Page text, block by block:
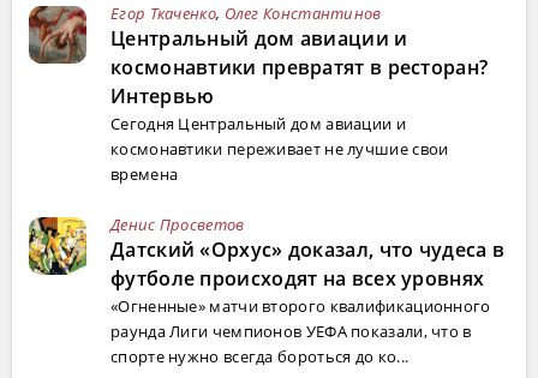
Егор Ткаченко, Олег Константинов
Центральный дом авиации и
космонавтики превратят в ресторан?
Интервью
Сегодня Центральный дом авиации и
космонавтики переживает не лучшие свои
времена
Денис Просветов
Датский «Орхус» доказал, что чудеса в
футболе происходят на всех уровнях
«Огненные» матчи второго квалификационного
раунда Лиги чемпионов УЕФА показали, что в
спорте нужно всегда бороться до ко...